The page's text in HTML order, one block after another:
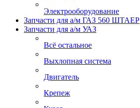
Электрооборудование
Запчасти для а/м ГАЗ 560 ШТАЕР
Запчасти для а/м УАЗ
Всё остальное
Выхлопная система
Двигатель
Крепеж